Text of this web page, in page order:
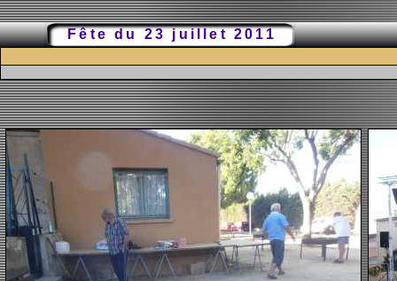
Fête du 23 juillet 2011